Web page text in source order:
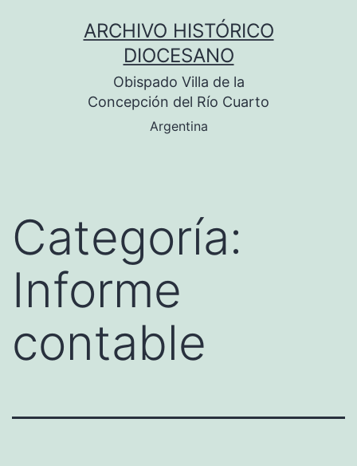
ARCHIVO HISTÓRICO
DIOCESANO
Obispado Villa de la
Concepción del Río Cuarto
Argentina
Categoría:
Informe
contable